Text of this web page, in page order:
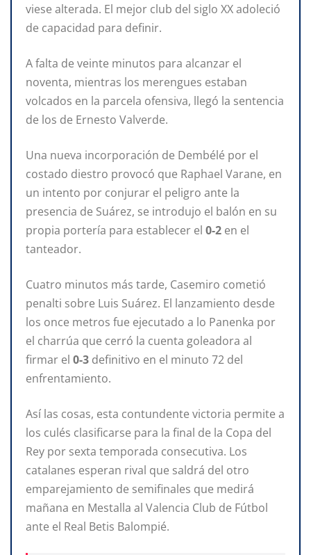
viese alterada. El mejor club del siglo XX adoleció
de capacidad para definir.
A falta de veinte minutos para alcanzar el
noventa, mientras los merengues estaban
volcados en la parcela ofensiva, llegó la sentencia
de los de Ernesto Valverde.
Una nueva incorporación de Dembélé por el
costado diestro provocó que Raphael Varane, en
un intento por conjurar el peligro ante la
presencia de Suárez, se introdujo el balón en su
propia portería para establecer el 0-2 en el
tanteador.
Cuatro minutos más tarde, Casemiro cometió
penalti sobre Luis Suárez. El lanzamiento desde
los once metros fue ejecutado a lo Panenka por
el charrúa que cerró la cuenta goleadora al
firmar el 0-3 definitivo en el minuto 72 del
enfrentamiento.
Así las cosas, esta contundente victoria permite a
los culés clasificarse para la final de la Copa del
Rey por sexta temporada consecutiva. Los
catalanes esperan rival que saldrá del otro
emparejamiento de semifinales que medirá
mañana en Mestalla al Valencia Club de Fútbol
ante el Real Betis Balompié.